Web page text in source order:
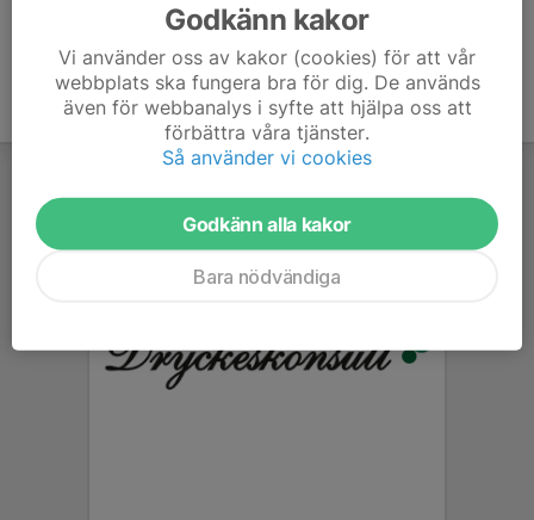
Godkänn kakor
Vi använder oss av kakor (cookies) för att vår
webbplats ska fungera bra för dig. De används
även för webbanalys i syfte att hjälpa oss att
förbättra våra tjänster.
Så använder vi cookies
Godkänn alla kakor
Bara nödvändiga